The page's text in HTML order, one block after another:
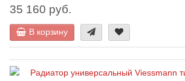
35 160 руб.
В корзину